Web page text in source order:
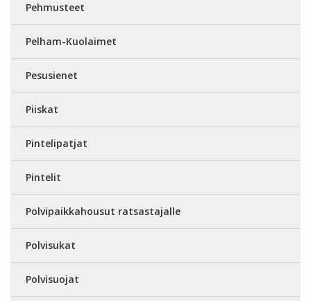
Pehmusteet
Pelham-Kuolaimet
Pesusienet
Piiskat
Pintelipatjat
Pintelit
Polvipaikkahousut ratsastajalle
Polvisukat
Polvisuojat